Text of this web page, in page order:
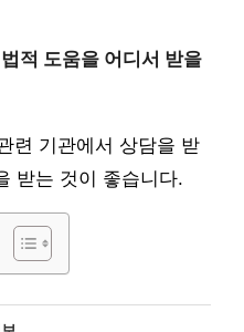
적 도움을 어디서 받을
련 기관에서 상담을 받
받는 것이 좋습니다.